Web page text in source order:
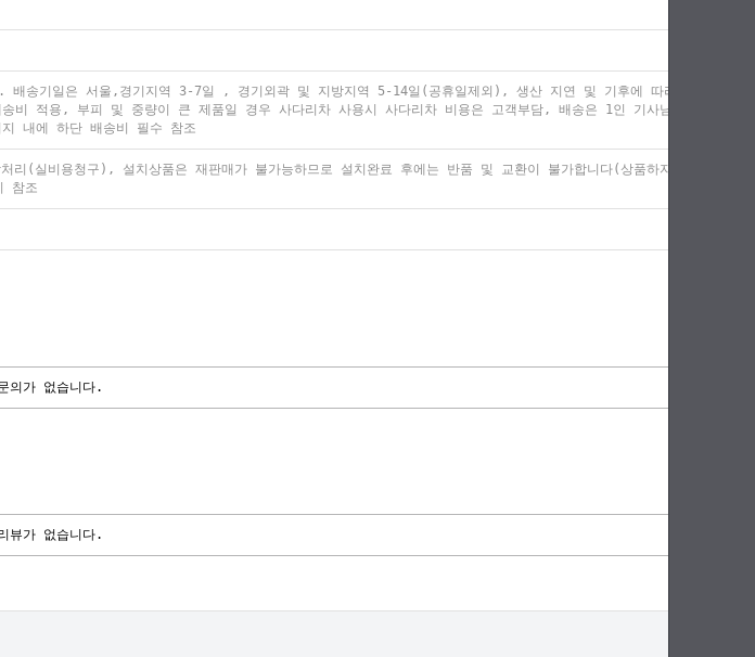
. 배송기일은 서울,경기지역 3-7일 , 경기외곽 및 지방지역 5-14일(공휴일제외), 생산 지연 및 기후에 따라
비 적용, 부피 및 중량이 큰 제품일 경우 사다리차 사용시 사다리차 비용은 고객부담, 배송은 1인 기사님
내에 하단 배송비 필수 참조
(실비용청구), 설치상품은 재판매가 불가능하므로 설치완료 후에는 반품 및 교환이 불가합니다(상품하자
참조
의가 없습니다.
뷰가 없습니다.